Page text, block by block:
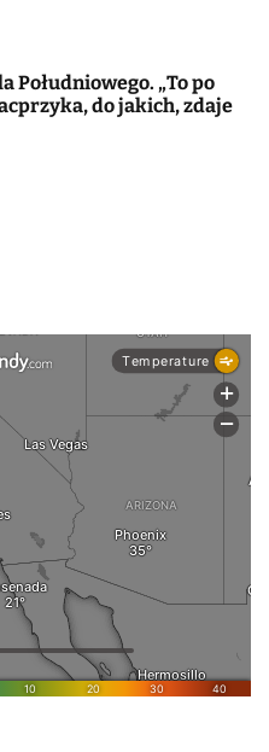
Południowego. „To po
do jakich, zdaje